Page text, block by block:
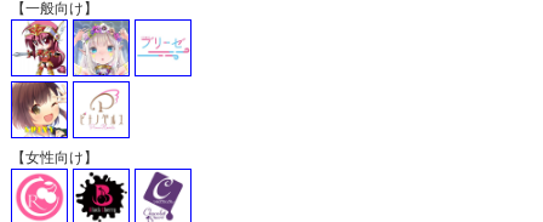
【一般向け】
【女性向け】